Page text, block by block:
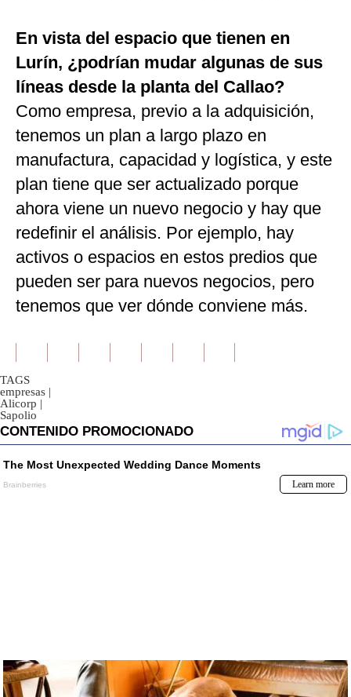
En vista del espacio que tienen en
Lurín, ¿podrían mudar algunas de sus
líneas desde la planta del Callao?
Como empresa, previo a la adquisición,
tenemos un plan a largo plazo en
manufactura, capacidad y logística, y este
plan tiene que ser actualizado porque
ahora viene un nuevo negocio y hay que
redefinir el análisis. Por ejemplo, hay
activos o espacios en estos predios que
pueden ser para nuevos negocios, pero
tenemos que ver dónde conviene más.
TAGS
empresas |
Alicorp |
Sapolio